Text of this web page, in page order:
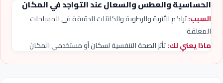
الحساسية والعطس والسعال عند التواجد في المكان
السبب:تراكم الأتربة والرطوبة والكائنات الدقيقة في المساحات
المغلقة
ماذا يعني لك:تأثر الصحة التنفسية لسكان أو مستخدمي المكان